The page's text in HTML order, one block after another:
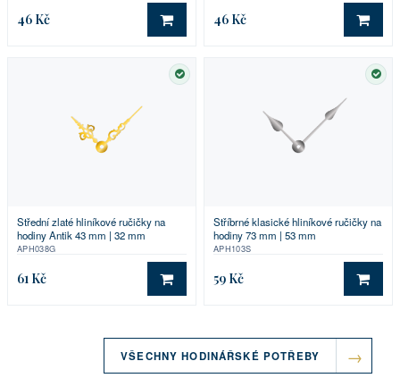
46 Kč DO KOŠÍKU
46 Kč DO
SKLADEM
Střední zlaté hliníkové ručičky na
hodiny Antik 43 mm | 32 mm
APH038G
61 Kč DO KOŠÍKU
Stříbrné klasické hliníkové ručičky na
hodiny 73 mm | 53 mm
APH103S
59 Kč DO
VŠECHNY HODINÁŘSKÉ POTŘEBY